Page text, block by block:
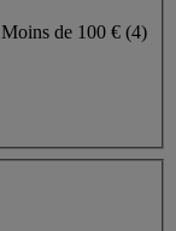
Moins de 100 € (4)